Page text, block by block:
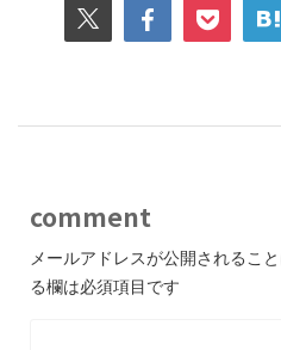
comment
メールアドレスが公開されること
る欄は必須項目です